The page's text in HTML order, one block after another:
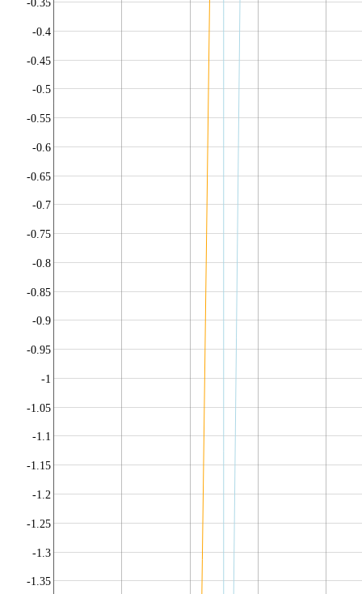
-1.35
-1.3
-1.25
-1.2
-1.15
-1.1
-1.05
-1
-0.95
-0.9
-0.85
-0.8
-0.75
-0.7
-0.65
-0.6
-0.55
-0.5
-0.45
-0.4
-0.35